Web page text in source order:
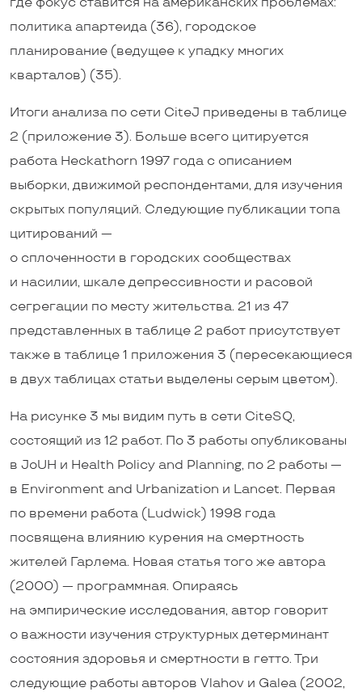
политика апартеида (36), городское
планирование (ведущее к упадку многих
кварталов) (35).
Итоги анализа по сети CiteJ приведены в таблице
2 (приложение 3). Больше всего цитируется
работа Heckathorn 1997 года с описанием
выборки, движимой респондентами, для изучения
скрытых популяций. Следующие публикации топа
цитирований —
о сплоченности в городских сообществах
и насилии, шкале депрессивности и расовой
сегрегации по месту жительства. 21 из 47
представленных в таблице 2 работ присутствует
также в таблице 1 приложения 3 (пересекающиеся
в двух таблицах статьи выделены серым цветом).
На рисунке 3 мы видим путь в сети CiteSQ,
состоящий из 12 работ. По 3 работы опубликованы
в JoUH и Health Policy and Planning, по 2 работы —
в Environment and Urbanization и Lancet. Первая
по времени работа (Ludwick) 1998 года
посвящена влиянию курения на смертность
жителей Гарлема. Новая статья того же автора
(2000) — программная. Опираясь
на эмпирические исследования, автор говорит
о важности изучения структурных детерминант
состояния здоровья и смертности в гетто. Три
следующие работы авторов Vlahov и Galea (2002,